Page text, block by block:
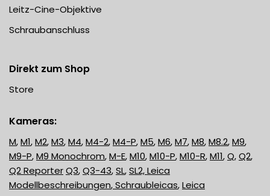
Leitz-Cine-Objektive
Schraubanschluss
Direkt zum Shop
Store
Kameras:
M,M1,M2,M3,M4,M4-2,M4-P,M5,M6,M7,M8,M8.2,M9,
M9-P,M9 Monochrom,M-E,M10,M10-P,M10-R,M11,Q,Q2,
Q2 ReporterQ3,Q3-43,SL,SL2,Leica
Modellbeschreibungen,Schraubleicas,Leica